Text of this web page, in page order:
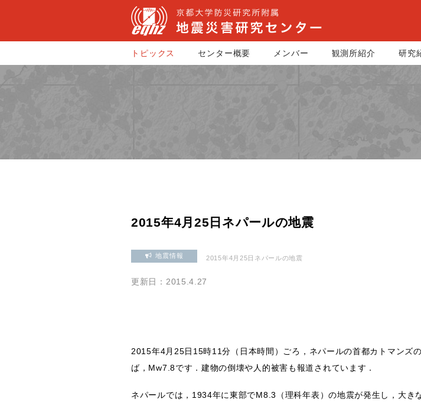
トピックス センター概要 メンバー 観測所紹介 研究
2015年4月25日ネパールの地震
地震情報 2015年4月25日ネパールの地震
更新日：2015.4.27
2015年4月25日15時11分（日本時間）ごろ，ネパールの首都カトマンズ
ば，Mw7.8です．建物の倒壊や人的被害も報道されています．
ネパールでは，1934年に東部でM8.3（理科年表）の地震が発生し，大き